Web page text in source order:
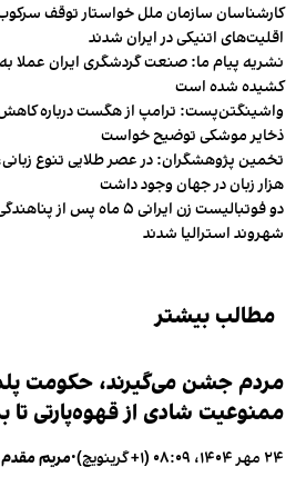
کارشناسان سازمان ملل خواستار توقف
اقلیت‌های اتنیکی در ایران شدند
نشریه پیام ما: صنعت گردشگری ایران عملا
کشیده شده است
واشینگتن‌پست: ترامپ از هگست درباره
ذخایر موشکی توضیح خواست
هزار زبان در جهان وجود داشت
دو فوتبالیست زن ایرانی ۵ ماه پس از
شهروند استرالیا شدند
مطالب بیشتر
مردم جشن می‌گیرند، حکومت
ممنوعیت شادی از قهوه‌پارتی تا
۲۴ مهر ۱۴۰۴، ۰۸:۰۹ (‎+۱ گرینویچ) •مریم مقدم